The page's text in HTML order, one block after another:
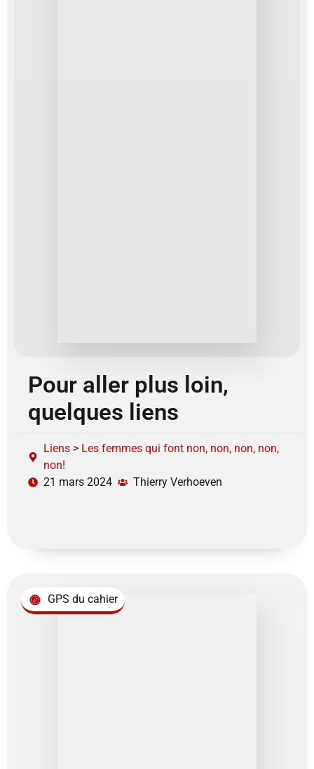
Pour aller plus loin,
quelques liens
Liens > Les femmes qui font non, non, non, non,
non!
21 mars 2024
Thierry Verhoeven
GPS du cahier